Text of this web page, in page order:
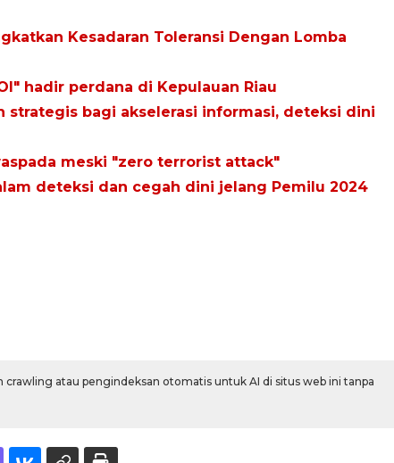
Kesadaran Toleransi Dengan Lomba
hadir perdana di Kepulauan Riau
strategis bagi akselerasi informasi, deteksi dini
meski "zero terrorist attack"
deteksi dan cegah dini jelang Pemilu 2024
atau pengindeksan otomatis untuk AI di situs web ini tanpa